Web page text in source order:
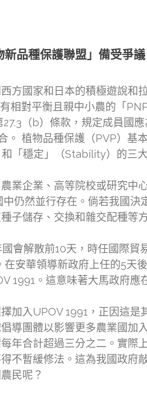
品種保護聯盟」備受爭議
方國家和日本的積極遊說和
有相對平衡且親中小農的「
（b）條款，規定成員國
。 植物品種保護（PVP）基
「穩定」（Stability）的三
業企業、高等院校或研究中
中仍然並行存在。倘若我國
子儲存、交換和雜交配種等
會解散前10天，時任國際
在安華領導新政府上任的5天
1991。這意味著大馬政府應
加入UPOV 1991，正因這
導團體以影響更多農業國加
年合計超過三分之二。實際
不暫緩修法。這為我國政府
民呢？